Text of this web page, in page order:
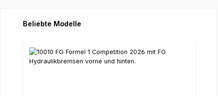
Produktgalerie überspringen
Beliebte Modelle